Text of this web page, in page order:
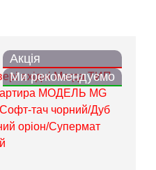
Акція
Ми рекомендуємо